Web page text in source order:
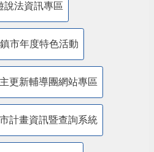
說法資訊專區
市年度特色活動
更新輔導團網站專區
計畫資訊暨查詢系統